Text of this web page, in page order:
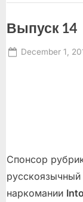
Выпуск 14
Posted
December 1,
Спонсор
наркомании